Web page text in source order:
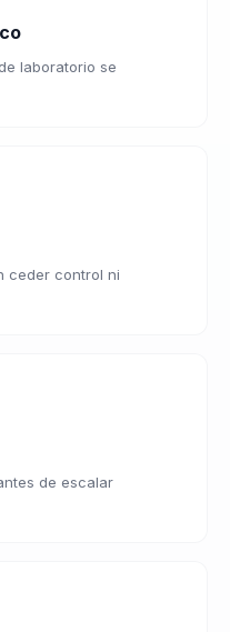
laboratorio se
ceder control ni
de escalar